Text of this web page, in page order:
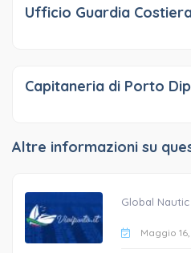
Ufficio Guardia
Capitaneria di Porto
Altre informazioni su
Global
Maggio 16,